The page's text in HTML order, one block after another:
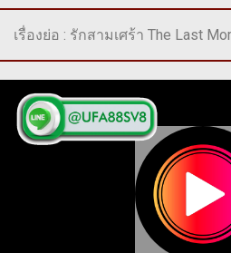
เรื่องย่อ : รักสามเศร้า The Last